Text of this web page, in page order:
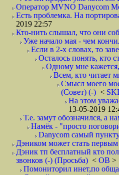
Оператор MVNO Danycom
Есть проблемка. На
2019 22:57
Кто-нить слышал, что они
Уже начало мая - чем
Если в 2-х словах, то
Осталось понять, кто
Одному мне кажется,
Всем, кто читает
Смысл моего
(Совет) (-) <
На этом
13-05-2019
Т.е. замут обозначился, а
Намёк - "просто
Danycom самый
Дэником может стать
Дэник тп бесплатный кто
звонков (-) (Просьба) < ОВ >
Помониторил инет,по